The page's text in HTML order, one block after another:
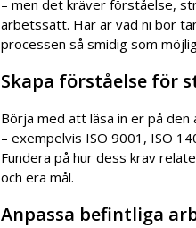
– men det kräver förståelse,
arbetssätt. Här är vad ni bör
processen så smidig som
Skapa förståelse för
Börja med att läsa in er på den
– exempelvis ISO 9001, ISO
Fundera på hur dess krav
och era mål.
Anpassa befintliga